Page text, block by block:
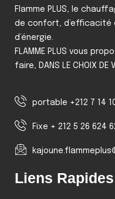
Flamme PLUS, le
de confort, d’efficacité
d’énergie.
FLAMME PLUS vous
faire, DANS LE CHOIX DE
portable +212 7 14
Fixe + 212 5 26 624
Liens Rapides